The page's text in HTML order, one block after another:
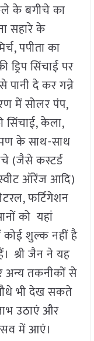
के बगीचे का
सहारे के
पपीता का
सिंचाई पर
पानी दे कर गन्ने
में सोलर पंप,
सिंचाई, केला,
के साथ-साथ
(जैसे कस्टर्ड
ऑरेंज आदि)
फर्टिगेशन
को यहां
शुल्क नहीं है
श्री जैन ने यह
अन्य तकनीकों से
भी देख सकते
उठाएं और
में आएं।